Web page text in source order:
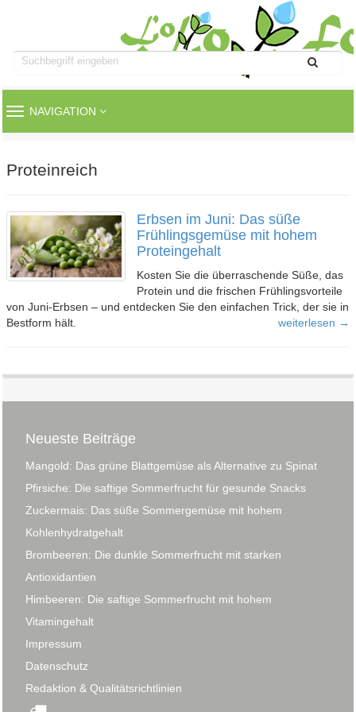
TOGGLE
NAVIGATION
Proteinreich
Erbsen im Juni: Das süße
Frühlingsgemüse mit hohem
Proteingehalt
Kosten Sie die überraschende Süße, das
Protein und die frischen Frühlingsvorteile
von Juni-Erbsen – und entdecken Sie den einfachen Trick, der sie in
Bestform hält.
weiterlesen →
Neueste Beiträge
Mangold: Das grüne Blattgemüse als Alternative zu Spinat
Pfirsiche: Die saftige Sommerfrucht für gesunde Snacks
Zuckermais: Das süße Sommergemüse mit hohem
Kohlenhydratgehalt
Brombeeren: Die dunkle Sommerfrucht mit starken
Antioxidantien
Himbeeren: Die saftige Sommerfrucht mit hohem
Vitamingehalt
Impressum
Datenschutz
Redaktion & Qualitätsrichtlinien